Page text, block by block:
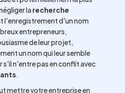
la recherche
l'enregistrement d'un nom
entrepreneurs,
de leur projet,
un nom qui leur semble
s'il n'entre pas en conflit avec
.
mettre votre entreprise en